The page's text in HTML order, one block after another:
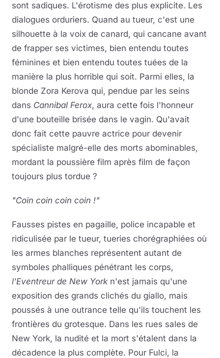
sont sadiques. L'érotisme des plus explicite. Les
dialogues orduriers. Quand au tueur, c'est une
silhouette à la voix de canard, qui cancane avant
de frapper ses victimes, bien entendu toutes
féminines et bien entendu toutes tuées de la
manière la plus horrible qui soit. Parmi elles, la
blonde Zora Kerova qui, pendue par les seins
dans Cannibal Ferox, aura cette fois l'honneur
d'une bouteille brisée dans le vagin. Qu'avait
donc fait cette pauvre actrice pour devenir
spécialiste malgré-elle des morts abominables,
mordant la poussière film après film de façon
toujours plus tordue ?
"Coin coin coin coin !"
Fausses pistes en pagaille, police incapable et
ridiculisée par le tueur, tueries chorégraphiées où
les armes blanches représentent autant de
symboles phalliques pénétrant les corps,
l'Eventreur de New York n'est jamais qu'une
exposition des grands clichés du giallo, mais
poussés à une outrance telle qu'ils touchent les
frontières du grotesque. Dans les rues sales de
New York, la nudité et la mort s'étalent dans la
décadence la plus complète. Pour Fulci, la